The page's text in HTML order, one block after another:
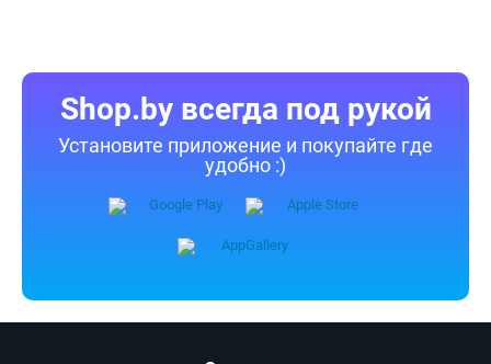
Shop.by всегда под рукой
Установите приложение и покупайте где
удобно :)